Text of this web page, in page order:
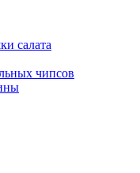
салата
чипсов